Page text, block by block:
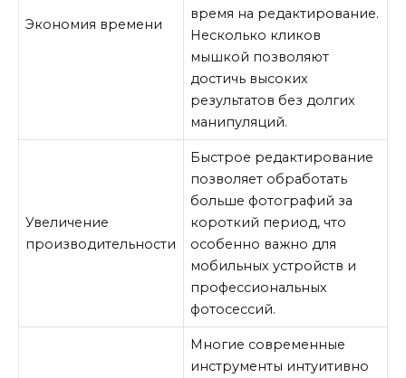
Экономия времени
время на редактирование.
Несколько кликов
мышкой позволяют
достичь высоких
результатов без долгих
манипуляций.
Увеличение
производительности
Быстрое редактирование
позволяет обработать
больше фотографий за
короткий период, что
особенно важно для
мобильных устройств и
профессиональных
фотосессий.
Многие современные
инструменты интуитивно